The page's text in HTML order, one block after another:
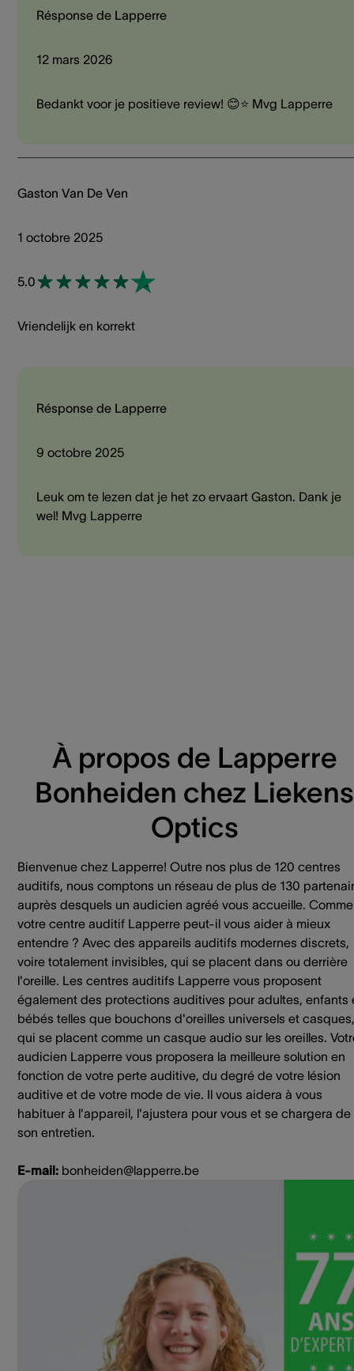
Résponse de Lapperre
12 mars 2026
Bedankt voor je positieve review! 😊⭐ Mvg Lapperre
Gaston Van De Ven
1 octobre 2025
5.0
Vriendelijk en korrekt
Résponse de Lapperre
9 octobre 2025
Leuk om te lezen dat je het zo ervaart Gaston. Dank je
wel! Mvg Lapperre
À propos de Lapperre
Bonheiden chez Liekens
Optics
Bienvenue chez Lapperre! Outre nos plus de 120 centres
auditifs, nous comptons un réseau de plus de 130
auprès desquels un audicien agréé vous accueille.
votre centre auditif Lapperre peut-il vous aider à mieux
entendre ? Avec des appareils auditifs modernes discrets,
voire totalement invisibles, qui se placent dans ou derrière
l'oreille. Les centres auditifs Lapperre vous proposent
également des protections auditives pour adultes, enfants
bébés telles que bouchons d'oreilles universels et casques,
qui se placent comme un casque audio sur les oreilles.
audicien Lapperre vous proposera la meilleure solution en
fonction de votre perte auditive, du degré de votre lésion
auditive et de votre mode de vie. Il vous aidera à vous
habituer à l'appareil, l'ajustera pour vous et se chargera de
son entretien.
E-mail: bonheiden@lapperre.be